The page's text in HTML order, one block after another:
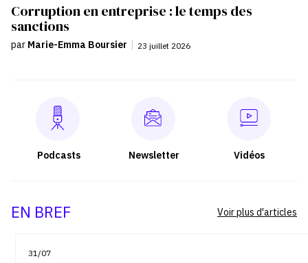
Corruption en entreprise : le temps des
sanctions
par Marie-Emma Boursier | 23 juillet 2026
Podcasts Newsletter Vidéos
EN BREF
31/07
Voir plus d'articles